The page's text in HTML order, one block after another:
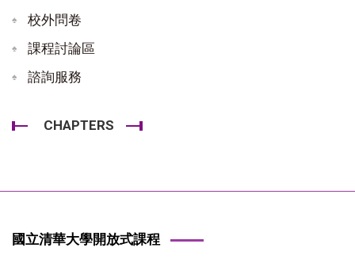
校外問卷
課程討論區
諮詢服務
CHAPTERS
國立清華大學開放式課程